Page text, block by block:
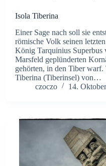
Isola Tiberina
Einer Sage nach soll sie
römische Volk seinen
König Tarquinius Superbus
Marsfeld geplünderten
gehörten, in den Tiber warf.
Tiberina (Tiberinsel) von…
czoczo
14.